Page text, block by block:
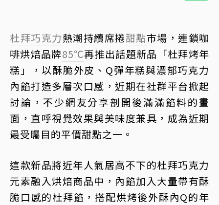
杜拜巧克力熱潮持續席捲甜點市場，連鎖咖
啡烘焙品牌85℃再推出話題新品「杜拜烤年
糕」，以酥脆外皮、Q彈年糕與濃郁巧克力
內餡打造多層次口感，近期在社群平台掀起
討論，不少網友分享剖開後滿滿餡料的畫
面，直呼視覺效果與美味度兼具，成為近期
最受矚目的平價甜點之一。
這款新品將近年人氣居高不下的杜拜巧克力
元素融入烘焙商品中，內餡加入大量帶有酥
脆口感的杜拜餡，搭配烘烤後外酥內Q的年